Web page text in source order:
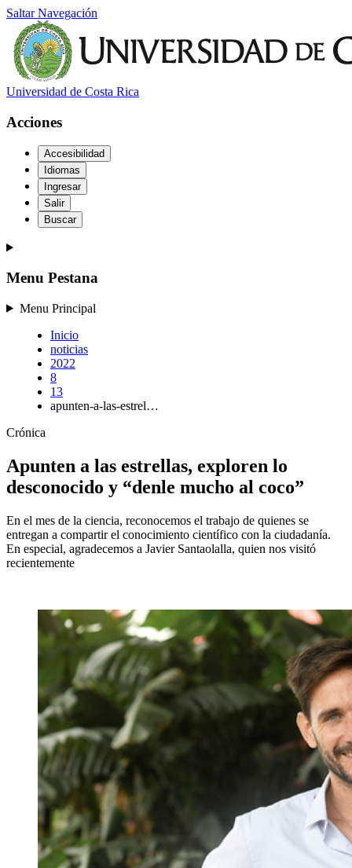
Saltar Navegación
Universidad de Costa Rica
Acciones
Accesibilidad
Idiomas
Ingresar
Salir
Buscar
Menu Pestana
Menu Principal
Inicio
noticias
2022
8
13
apunten-a-las-estrel…
Crónica
Apunten a las estrellas, exploren lo
desconocido y “denle mucho al coco”
En el mes de la ciencia, reconocemos el trabajo de quienes se
entregan a compartir el conocimiento científico con la ciudadanía.
En especial, agradecemos a Javier Santaolalla, quien nos visitó
recientemente